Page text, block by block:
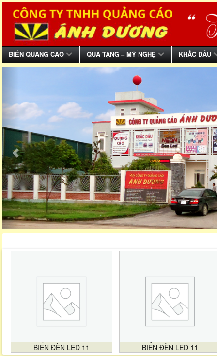
BIỂN QUẢNG CÁO QUÀ TẶNG – MỸ NGHỆ KHẮC DẤU
BIỂN ĐÈN LED 11 BIỂN ĐÈN LED 11